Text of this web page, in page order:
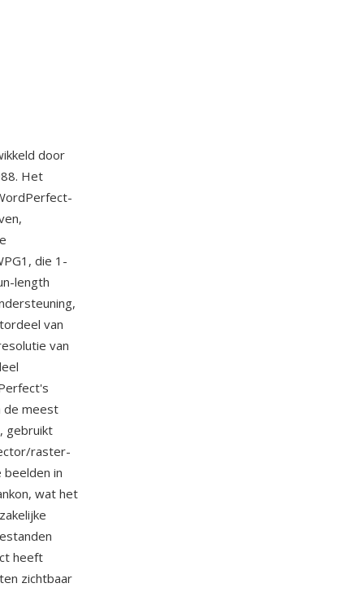
door
Het
die 1-
length
van
van
de meest
gebruikt
raster-
beelden in
wat het
heeft
zichtbaar